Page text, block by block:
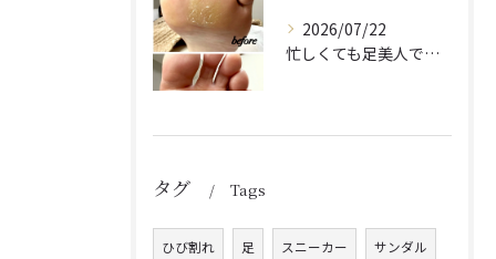
2026/07/22
忙しくても足美人でいたい
タグ Tags
ひび割れ 足 スニーカー サンダル